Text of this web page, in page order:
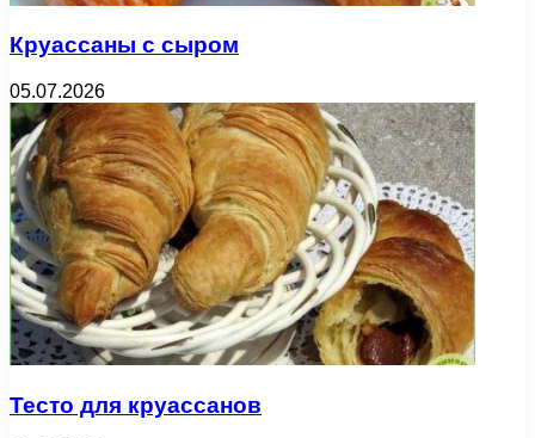
Круассаны с сыром
05.07.2026
Тесто для круассанов